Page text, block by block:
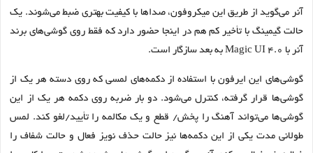
آنر می‌گوید از طریق این میکروفون، صداها با کیفیت بهتری ضبط می‌شوند. یک
حالت گیمینگ با تأخیر کم هم در اینجا حضور دارد که فقط روی گوشی‌های برند
آنر با Magic UI 4.0 به بعد سازگار است.
گوشی‌های این ایرفون با استفاده از دکمه‌های لمسی که روی دسته هر یک از
گوشی‌ها قرار گرفته،‌ کنترل می‌شود. دو بار ضربه روی دکمه هر یک از این
گوشی‌ها می‌تواند آهنگ را پخش/ قطع و یک مکالمه را تأیید/لغو کند. لمس
طولانی مدت یکی از این دکمه‌ها نیز حالت حذف نویز فعال و حالت شفاف را